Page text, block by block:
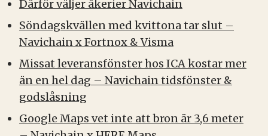
Därför väljer åkerier Navichain
Söndagskvällen med kvittona tar slut –
Navichain x Fortnox & Visma
Missat leveransfönster hos ICA kostar mer
än en hel dag – Navichain tidsfönster &
godslåsning
Google Maps vet inte att bron är 3,6 meter